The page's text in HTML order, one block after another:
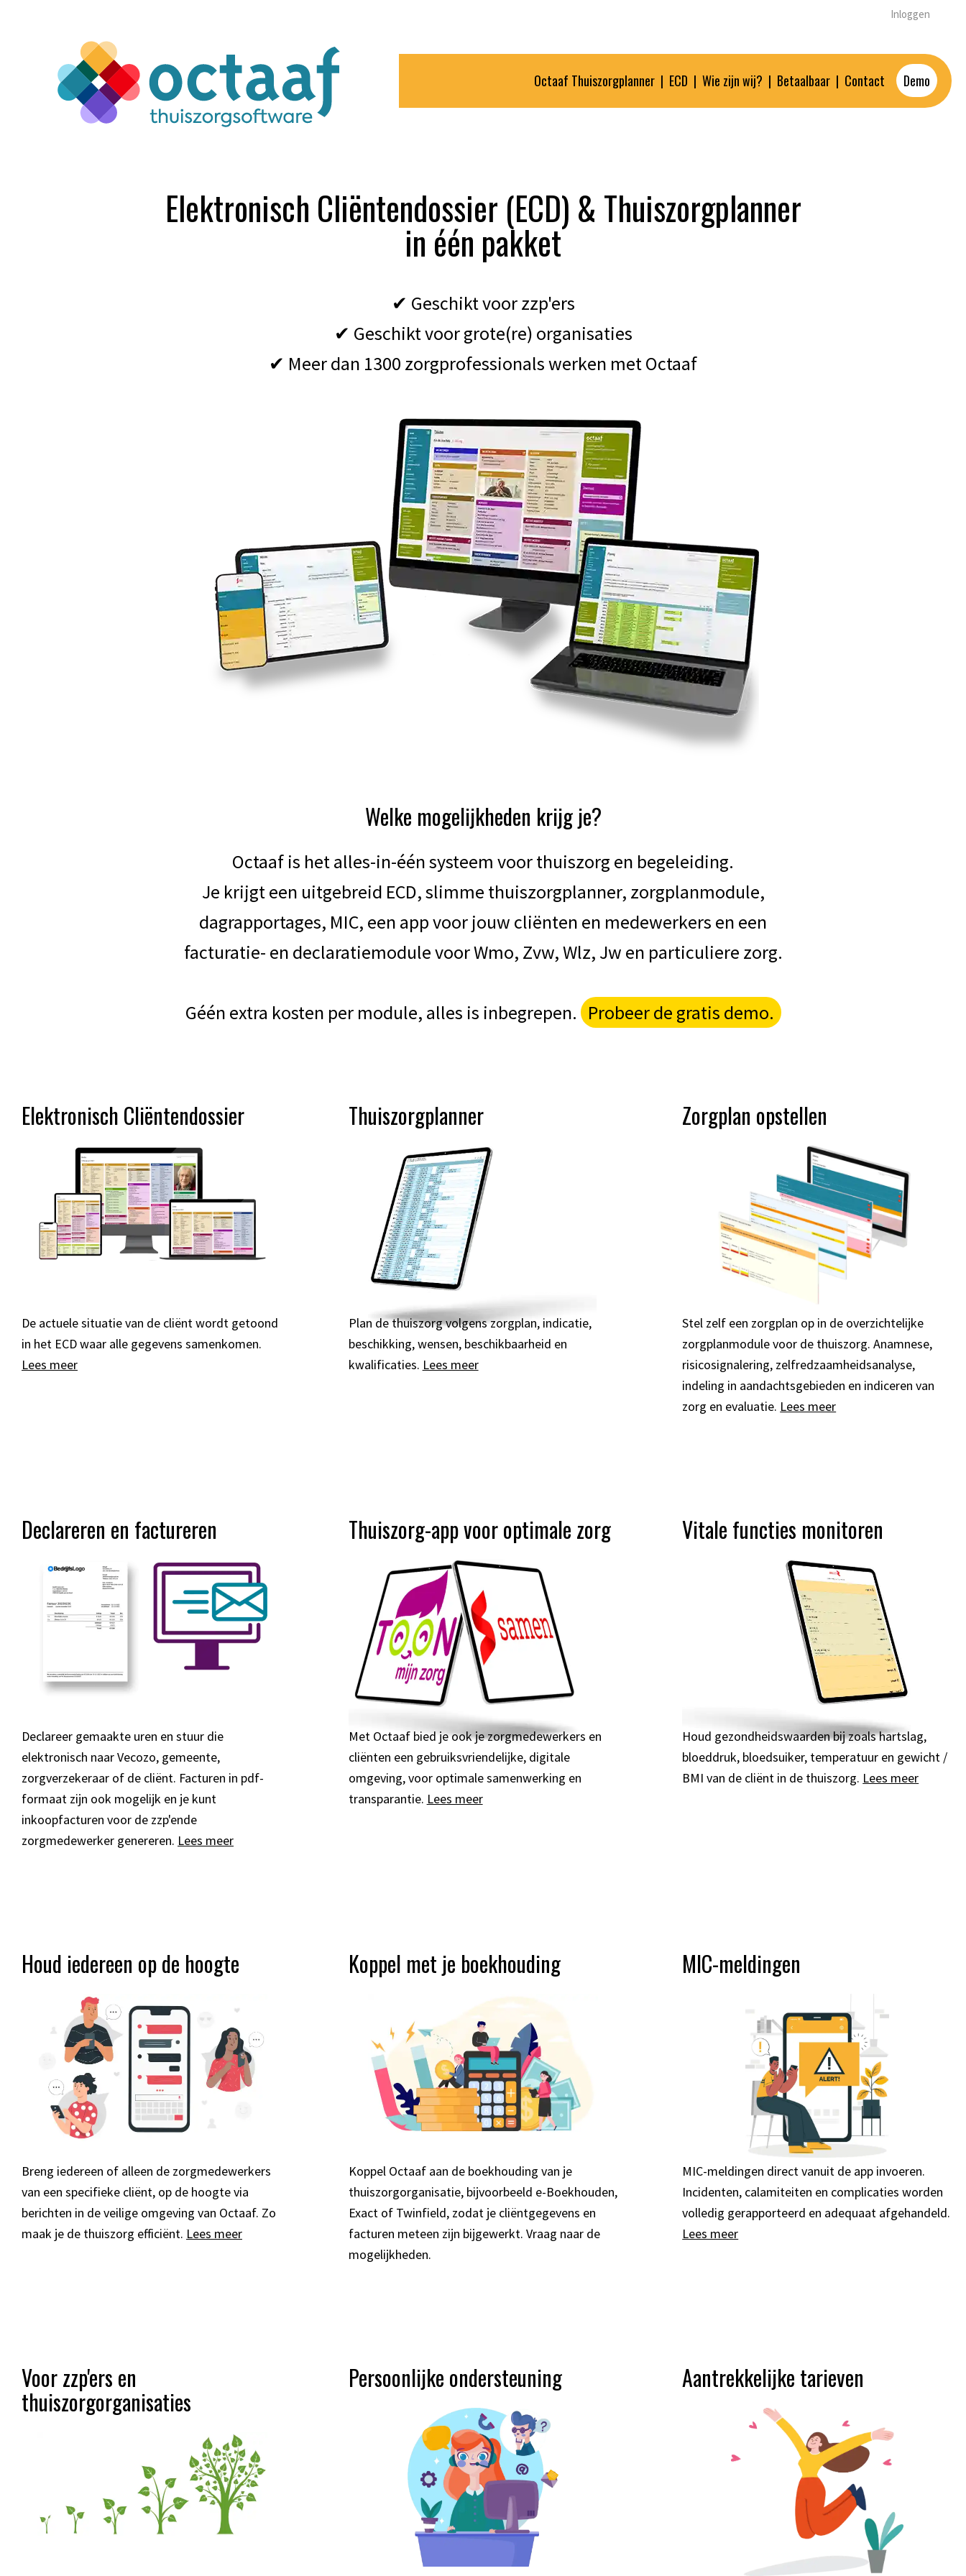
Inloggen
Octaaf Thuiszorgplanner | ECD | Wie zijn wij? | Betaalbaar | Contact Demo
Elektronisch Cliëntendossier (ECD) & Thuiszorgplanner
in één pakket
✔ Geschikt voor zzp'ers
✔ Geschikt voor grote(re) organisaties
✔ Meer dan 1300 zorgprofessionals werken met Octaaf
Welke mogelijkheden krijg je?
Octaaf is het alles-in-één systeem voor thuiszorg en begeleiding.
Je krijgt een uitgebreid ECD, slimme thuiszorgplanner, zorgplanmodule,
dagrapportages, MIC, een app voor jouw cliënten en medewerkers en een
facturatie- en declaratiemodule voor Wmo, Zvw, Wlz, Jw en particuliere zorg.
Géén extra kosten per module, alles is inbegrepen. Probeer de gratis demo.
Elektronisch Cliënten­dossier
De actuele situatie van de cliënt wordt getoond
in het ECD waar alle gegevens samenkomen.
Lees meer
Thuiszorgplanner
Plan de thuiszorg volgens zorgplan, indicatie,
beschikking, wensen, beschikbaarheid en
kwalificaties. Lees meer
Zorgplan opstellen
Stel zelf een zorgplan op in de overzichtelijke
zorgplanmodule voor de thuiszorg. Anamnese,
risicosignalering, zelfredzaamheidsanalyse,
indeling in aandachtsgebieden en indiceren van
zorg en evaluatie. Lees meer
Declareren en factureren
Declareer gemaakte uren en stuur die
elektronisch naar Vecozo, gemeente,
zorgverzekeraar of de cliënt. Facturen in pdf-
formaat zijn ook mogelijk en je kunt
inkoopfacturen voor de zzp'ende
zorgmedewerker genereren. Lees meer
Thuiszorg-app voor optimale zorg
Met Octaaf bied je ook je zorgmedewerkers en
cliënten een gebruiksvriendelijke, digitale
omgeving, voor optimale samenwerking en
transparantie. Lees meer
Vitale functies monitoren
Houd gezondheidswaarden bij zoals hartslag,
bloeddruk, bloedsuiker, temperatuur en gewicht /
BMI van de cliënt in de thuiszorg. Lees meer
Houd iedereen op de hoogte
Breng iedereen of alleen de zorgmedewerkers
van een specifieke cliënt, op de hoogte via
berichten in de veilige omgeving van Octaaf. Zo
maak je de thuiszorg efficiënt. Lees meer
Koppel met je boekhouding
Koppel Octaaf aan de boekhouding van je
thuiszorgorganisatie, bijvoorbeeld e-Boekhouden,
Exact of Twinfield, zodat je cliëntgegevens en
facturen meteen zijn bijgewerkt. Vraag naar de
mogelijkheden.
MIC-meldingen
MIC-meldingen direct vanuit de app invoeren.
Incidenten, calamiteiten en complicaties worden
volledig gerapporteerd en adequaat afgehandeld.
Lees meer
Voor zzp'ers en
thuiszorgorganisaties
Persoonlijke ondersteuning Aantrekkelijke tarieven